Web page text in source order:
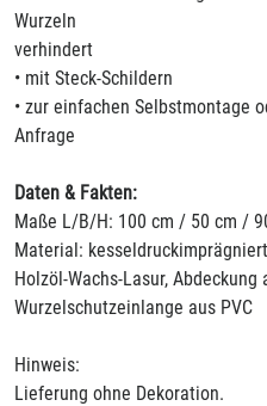
Wurzeln
verhindert
• mit Steck-Schildern
• zur einfachen Selbstmontage
Anfrage
Daten & Fakten:
Maße L/B/H: 100 cm / 50 cm /
Material:
Holzöl-Wachs-Lasur,
Wurzelschutzeinlange aus PVC
Hinweis:
Lieferung ohne Dekoration.